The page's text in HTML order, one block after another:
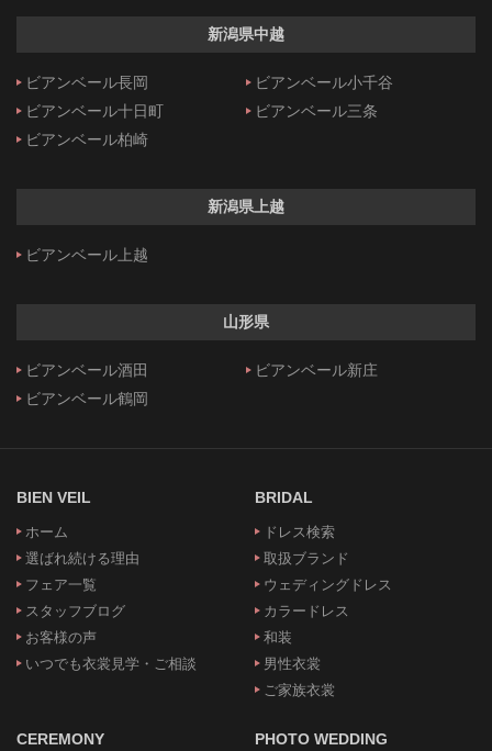
新潟県中越
ビアンベール長岡
ビアンベール小千谷
ビアンベール十日町
ビアンベール三条
ビアンベール柏崎
新潟県上越
ビアンベール上越
山形県
ビアンベール酒田
ビアンベール新庄
ビアンベール鶴岡
BIEN VEIL
ホーム
選ばれ続ける理由
フェア一覧
スタッフブログ
お客様の声
いつでも衣裳見学・ご相談
BRIDAL
ドレス検索
取扱ブランド
ウェディングドレス
カラードレス
和装
男性衣裳
ご家族衣裳
CEREMONY PHOTO WEDDING